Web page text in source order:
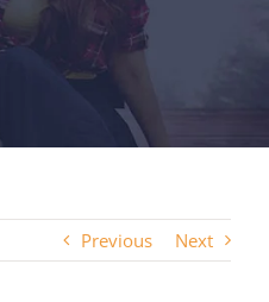
Previous Next